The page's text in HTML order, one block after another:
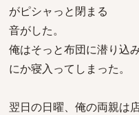
がピシャっと閉まる
音がした。
俺はそっと布団に潜り込
にか寝入ってしまった。
翌日の日曜、俺の両親は